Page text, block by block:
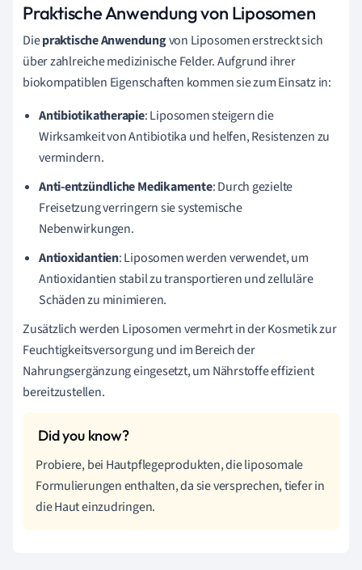
Praktische Anwendung von Liposomen
Diepraktische Anwendungvon Liposomen erstreckt sich
über zahlreiche medizinische Felder. Aufgrund ihrer
biokompatiblen Eigenschaften kommen sie zum Einsatz in:
Antibiotikatherapie: Liposomen steigern die
Wirksamkeit von Antibiotika und helfen, Resistenzen zu
vermindern.
Anti-entzündliche Medikamente: Durch gezielte
Freisetzung verringern sie systemische
Nebenwirkungen.
Antioxidantien: Liposomen werden verwendet, um
Antioxidantien stabil zu transportieren und zelluläre
Schäden zu minimieren.
Zusätzlich werden Liposomen vermehrt in der Kosmetik zur
Feuchtigkeitsversorgung und im Bereich der
Nahrungsergänzung eingesetzt, um Nährstoffe effizient
bereitzustellen.
Probiere, bei Hautpflegeprodukten, die liposomale
Formulierungen enthalten, da sie versprechen, tiefer in
die Haut einzudringen.